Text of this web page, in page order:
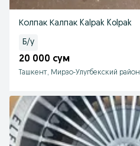
Колпак Калпак Kalpak Kolpak
Б/у
20 000 сум
Ташкент, Мирзо-Улугбекский район